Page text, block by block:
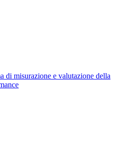
di misurazione e valutazione della